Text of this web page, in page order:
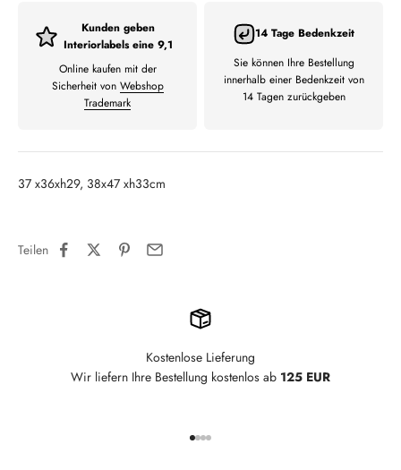
Kunden geben
Interiorlabels eine 9,1
Online kaufen mit der
Sicherheit von Webshop
Trademark
14 Tage Bedenkzeit
Sie können Ihre Bestellung
innerhalb einer Bedenkzeit von
14 Tagen zurückgeben
37 x36xh29, 38x47 xh33cm
Teilen
Kostenlose Lieferung
Wir liefern Ihre Bestellung kostenlos ab 125 EUR